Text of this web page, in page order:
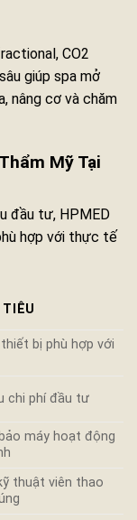
CO2
giúp spa mở
nâng cơ và chăm
Mỹ Tại
đầu tư, HPMED
hợp với thực tế
TIÊU
bị phù hợp với
chi phí đầu tư
máy hoạt động
thuật viên thao